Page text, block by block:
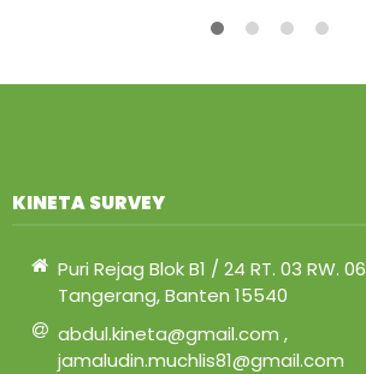
KINETA SURVEY
Puri Rejag Blok B1 / 24 RT. 03 RW. 06
Tangerang, Banten 15540
abdul.kineta@gmail.com ,
jamaludin.muchlis81@gmail.com